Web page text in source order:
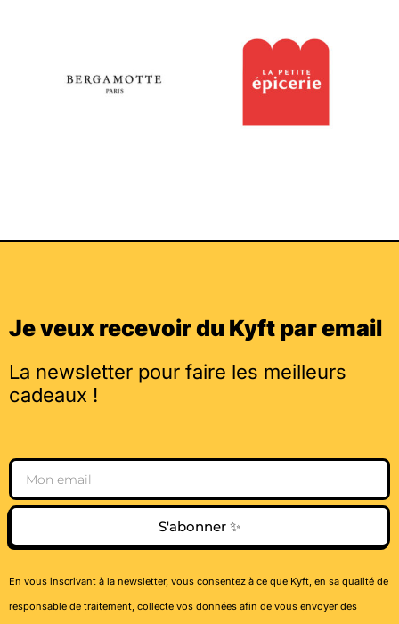
Je veux recevoir du Kyft par email
La newsletter pour faire les meilleurs
cadeaux !
Email
S'abonner ✨
En vous inscrivant à la newsletter, vous consentez à ce que Kyft, en sa qualité de
responsable de traitement, collecte vos données afin de vous envoyer des